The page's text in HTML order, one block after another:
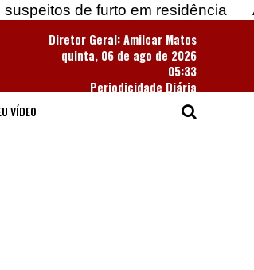
em residência
Apreendidas
Diretor Geral: Amilcar Matos
quinta, 06 de ago de 2026
05:33
Periodicidade Diária
VÍDEO